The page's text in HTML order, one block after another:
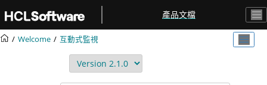
產品文檔
Welcome 互動式監視